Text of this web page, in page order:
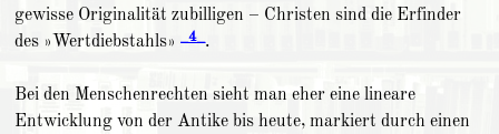
gewisse Originalität zubilligen – Christen sind die Erfinder
des »Wertdiebstahls»
_4_ .
Bei den Menschenrechten sieht man eher eine lineare
Entwicklung von der Antike bis heute, markiert durch einen